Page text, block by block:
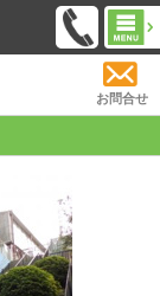
お問合せ